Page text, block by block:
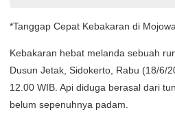
*Tanggap Cepat Kebakaran di
Kebakaran hebat melanda sebuah
Dusun Jetak, Sidokerto, Rabu (18/6/
12.00 WIB. Api diduga berasal dari
belum sepenuhnya padam.